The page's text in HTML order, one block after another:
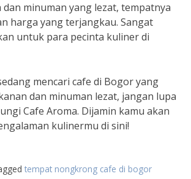
dan minuman yang lezat, tempatnya
harga yang terjangkau. Sangat
untuk para pecinta kuliner di
mencari cafe di Bogor yang
dan minuman lezat, jangan lupa
Cafe Aroma. Dijamin kamu akan
kulinermu di sini!
tempat nongkrong cafe di bogor